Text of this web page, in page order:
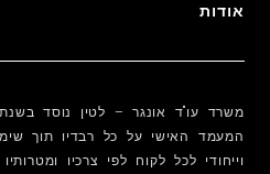
אודות
המעמד האישי על כל רבדיו תוך
וייחודי לכל לקוח לפי צרכיו